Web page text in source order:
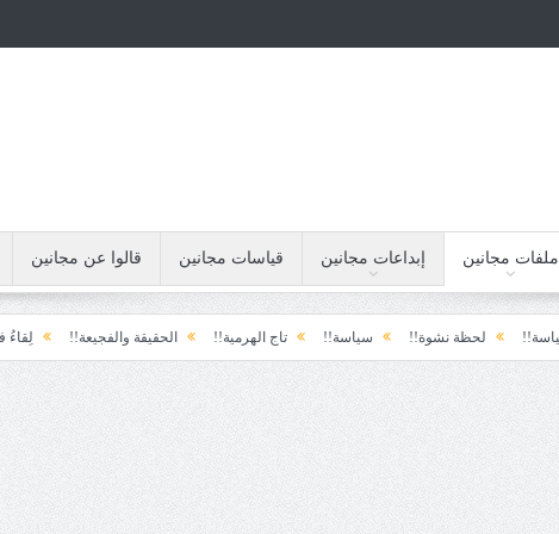
ملفات مجانين إبداعات مجانين قياسات مجانين قالوا عن مجانين
لحظة نشوة!! سياسة!! تاج الهرمية!! الحقيقة والفجيعة!! لِقاءُ في المَطَرِ!